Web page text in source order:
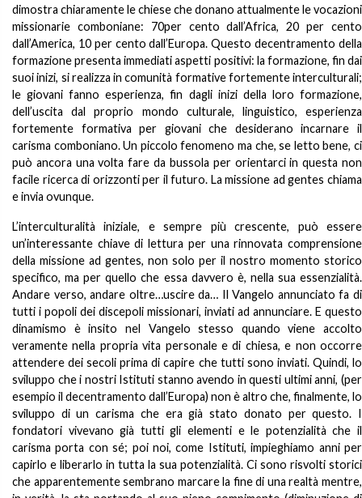
dimostra chiaramente le chiese che donano attualmente le vocazioni
missionarie comboniane: 70per cento dall’Africa, 20 per cento
dall’America, 10 per cento dall’Europa. Questo decentramento della
formazione presenta immediati aspetti positivi: la formazione, fin dai
suoi inizi, si realizza in comunità formative fortemente interculturali;
le giovani fanno esperienza, fin dagli inizi della loro formazione,
dell’uscita dal proprio mondo culturale, linguistico, esperienza
fortemente formativa per giovani che desiderano incarnare il
carisma comboniano. Un piccolo fenomeno ma che, se letto bene, ci
può ancora una volta fare da bussola per orientarci in questa non
facile ricerca di orizzonti per il futuro. La missione ad gentes chiama
e invia ovunque.
L’interculturalità iniziale, e sempre più crescente, può essere
un’interessante chiave di lettura per una rinnovata comprensione
della missione ad gentes, non solo per il nostro momento storico
specifico, ma per quello che essa davvero è, nella sua essenzialità.
Andare verso, andare oltre…uscire da… Il Vangelo annunciato fa di
tutti i popoli dei discepoli missionari, inviati ad annunciare. E questo
dinamismo è insito nel Vangelo stesso quando viene accolto
veramente nella propria vita personale e di chiesa, e non occorre
attendere dei secoli prima di capire che tutti sono inviati. Quindi, lo
sviluppo che i nostri Istituti stanno avendo in questi ultimi anni, (per
esempio il decentramento dall’Europa) non è altro che, finalmente, lo
sviluppo di un carisma che era già stato donato per questo. I
fondatori vivevano già tutti gli elementi e le potenzialità che il
carisma porta con sé; poi noi, come Istituti, impieghiamo anni per
capirlo e liberarlo in tutta la sua potenzialità. Ci sono risvolti storici
che apparentemente sembrano marcare la fine di una realtà mentre,